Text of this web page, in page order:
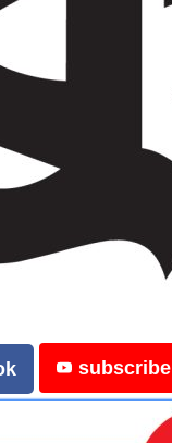
subscribe